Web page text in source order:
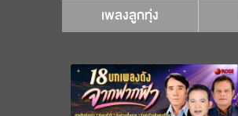
เพลงลูกทุ่ง